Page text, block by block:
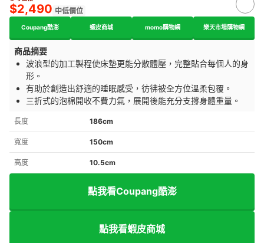
$2,490 中低價位
Coupang酷澎 蝦皮商城 momo購物網 樂天市場購物網
商品摘要
波浪型的加工製程使床墊更能分散體壓，完整貼合每個人的身
形。
有助於創造出舒適的睡眠感受，彷彿被全方位溫柔包覆。
三折式的泡棉開收不費力氣，展開後能充分支撐身體重量。
長度 186cm
寬度 150cm
高度 10.5cm
點我看Coupang酷澎
點我看蝦皮商城